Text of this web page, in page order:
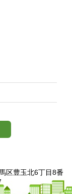
豊玉北6丁目8番